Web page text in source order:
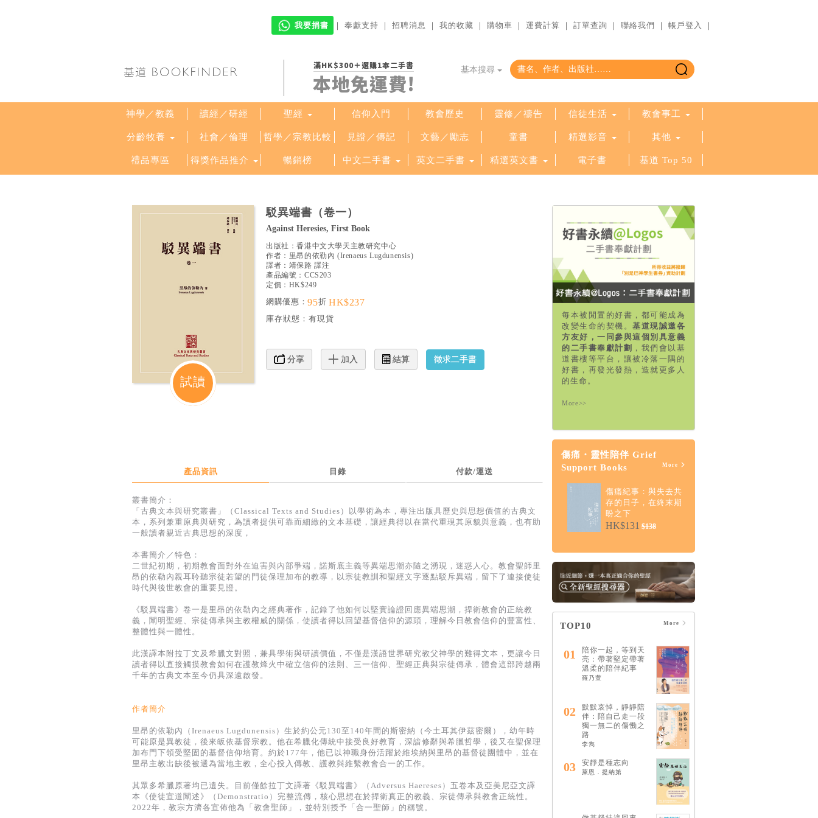
我要捐書 ｜ 奉獻支持 ｜ 招聘消息 ｜ 我的收藏 ｜ 購物車 ｜ 運費計算 ｜ 訂單查詢 ｜ 聯絡我們 ｜ 帳戶登入 ｜
滿HK$300＋選購1本二手書
本地免運費!
基本搜尋
神學／教義 讀經／研經 聖經 信仰入門 教會歷史 靈修／禱告 信徒生活 教會事工
分齡牧養 社會／倫理 哲學／宗教比較 見證／傳記 文藝／勵志 童書 精選影音 其他
禮品專區 得獎作品推介 暢銷榜 中文二手書 英文二手書 精選英文書 電子書 基道 Top 50
試讀
駁異端書（卷一）
Against Heresies, First Book
出版社：香港中文大學天主教研究中心
作者： 里昂的依勒內 (Irenaeus Lugdunensis)
譯者： 靖保路 譯注
產品編號： CCS203
定價：HK$249
網購優惠：95折 HK$237
庫存狀態： 有現貨
分享 加入 結算 徵求二手書
產品資訊 目錄 付款/運送
叢書簡介：
「古典文本與研究叢書」（Classical Texts and Studies）以學術為本，專注出版具歷史與思想價值的古典文
本，系列兼重原典與研究，為讀者提供可靠而細緻的文本基礎，讓經典得以在當代重現其原貌與意義，也有助
一般讀者親近古典思想的深度，
本書簡介／特色：
二世紀初期，初期教會面對外在迫害與內部爭端，諾斯底主義等異端思潮亦隨之湧現，迷惑人心。教會聖師里
昂的依勒內親耳聆聽宗徒若望的門徒保理加布的教導，以宗徒教訓和聖經文字逐點駁斥異端，留下了連接使徒
時代與後世教會的重要見證。
《駁異端書》卷一是里昂的依勒內之經典著作，記錄了他如何以堅實論證回應異端思潮，捍衛教會的正統教
義，闡明聖經、宗徒傳承與主教權威的關係，使讀者得以回望基督信仰的源頭，理解今日教會信仰的豐富性、
整體性與一體性。
此漢譯本附拉丁文及希臘文對照，兼具學術與研讀價值，不僅是漢語世界研究教父神學的難得文本，更讓今日
讀者得以直接觸摸教會如何在護教烽火中確立信仰的法則、三一信仰、聖經正典與宗徒傳承，體會這部跨越兩
千年的古典文本至今仍具深遠啟發。
作者簡介
里昂的依勒內（Irenaeus Lugdunensis）生於約公元130至140年間的斯密納（今土耳其伊茲密爾），幼年時
可能原是異教徒，後來皈依基督宗教。他在希臘化傳統中接受良好教育，深諳修辭與希臘哲學，後又在聖保理
加布門下領受堅固的基督信仰培育。約於177年，他已以神職身份活躍於維埃納與里昂的基督徒團體中，並在
里昂主教出缺後被選為當地主教，全心投入傳教、護教與維繫教會合一的工作。
其眾多希臘原著均已遺失。目前僅餘拉丁文譯著《駁異端書》（Adversus Haereses）五卷本及亞美尼亞文譯
本《使徒宣道闡述》（Demonstratio）完整流傳，核心思想在於捍衛真正的教義、宗徒傳承與教會正統性。
2022年，教宗方濟各宣佈他為「教會聖師」，並特別授予「合一聖師」的稱號。
每本被閒置的好書，都可能成為
改變生命的契機。基道現誠邀各
方友好，一同參與這個別具意義
的二手書奉獻計劃 ，我們會以基
道書樓等平台，讓被冷落一隅的
好書，再發光發熱，造就更多人
的生命。
More>>
傷痛・靈性陪伴 Grief
Support Books
More
傷痛紀事：與失去共
存的日子，在終末期
盼之下
HK$131 $138
TOP10 More
01
陪你一起，等到天
亮：帶著堅定帶著
溫柔的陪伴紀事
羅乃萱
02
默默哀悼，靜靜陪
伴：陪自己走一段
獨一無二的傷慟之
路
李雋
03 安靜是種志向
萊恩．提納第